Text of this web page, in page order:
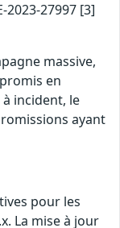
2023-27997 [3]
massive,
en
incident, le
ayant
pour les
La mise à jour